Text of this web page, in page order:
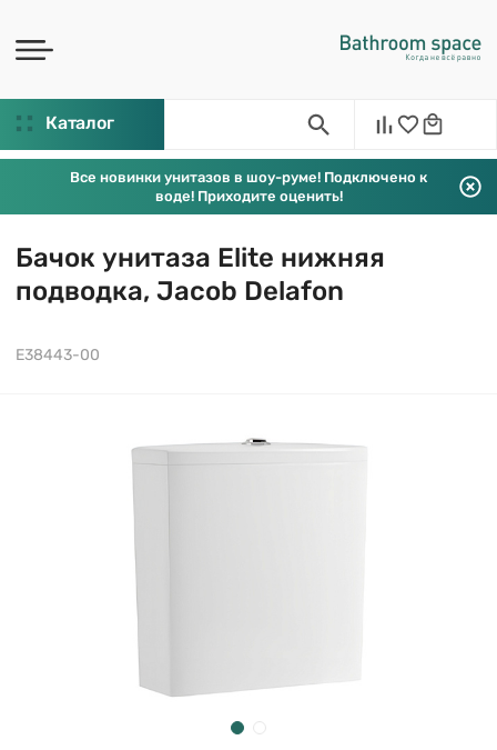
Каталог
Все новинки унитазов в шоу-руме! Подключено к
воде! Приходите оценить!
Бачок унитаза Elite нижняя
подводка, Jacob Delafon
E38443-00